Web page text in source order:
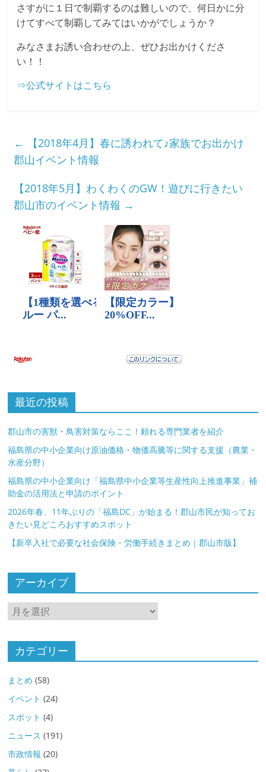
さすがに１日で制覇するのは難しいので、何日かに分
けてすべて制覇してみてはいかがでしょうか？
みなさまお誘い合わせの上、ぜひお出かけくださ
い！！
⇒公式サイトはこちら
←
【2018年4月】春に誘われて♪家族でお出かけ
郡山イベント情報
【2018年5月】わくわくのGW！遊びに行きたい
郡山市のイベント情報 →
最近の投稿
郡山市の害獣・鳥害対策ならここ！頼れる専門業者を紹介
福島県の中小企業向け原油価格・物価高騰等に関する支援（農業・
水産分野）
福島県の中小企業向け「福島県中小企業等生産性向上推進事業」補
助金の活用法と申請のポイント
2026年春、11年ぶりの「福島DC」が始まる！郡山市民が知ってお
きたい見どころおすすめスポット
【新卒入社で必要な社会保険・労働手続きまとめ｜郡山市版】
アーカイブ
ア
ー
ブ
カテゴリー
まとめ (58)
イベント (24)
スポット (4)
ニュース (191)
市政情報 (20)